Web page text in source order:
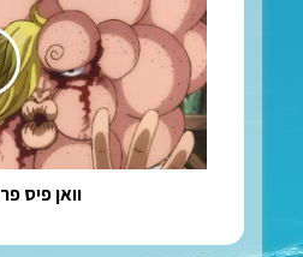
פרק
934
מתורגם!
וואן פיס פרק 934